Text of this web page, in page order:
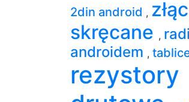
2din android ,
skręcane ,
androidem ,
rezystory